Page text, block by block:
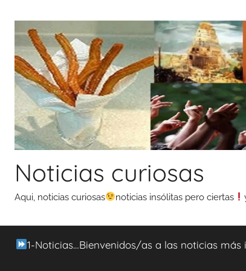
contenido
Noticias curiosas
Aqui, noticias curiosas noticias insólitas pero ciertas
1-Noticias…Bienvenidos/as a las noticias más